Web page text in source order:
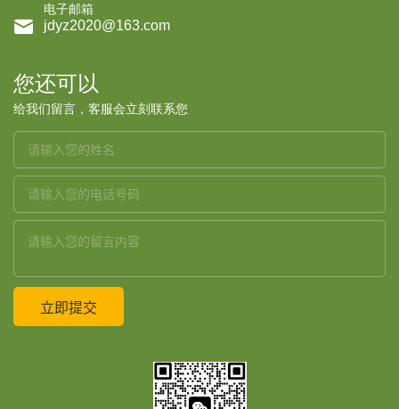

电子邮箱
jdyz2020@163.com
您还可以
给我们留言，客服会立刻联系您